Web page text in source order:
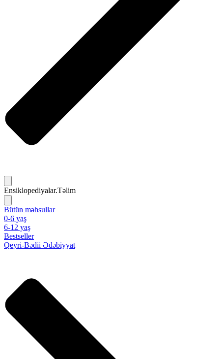
Ensiklopediyalar.Təlim
Bütün məhsullar
0-6 yaş
6-12 yaş
Bestseller
Qeyri-Bədii Ədəbiyyat